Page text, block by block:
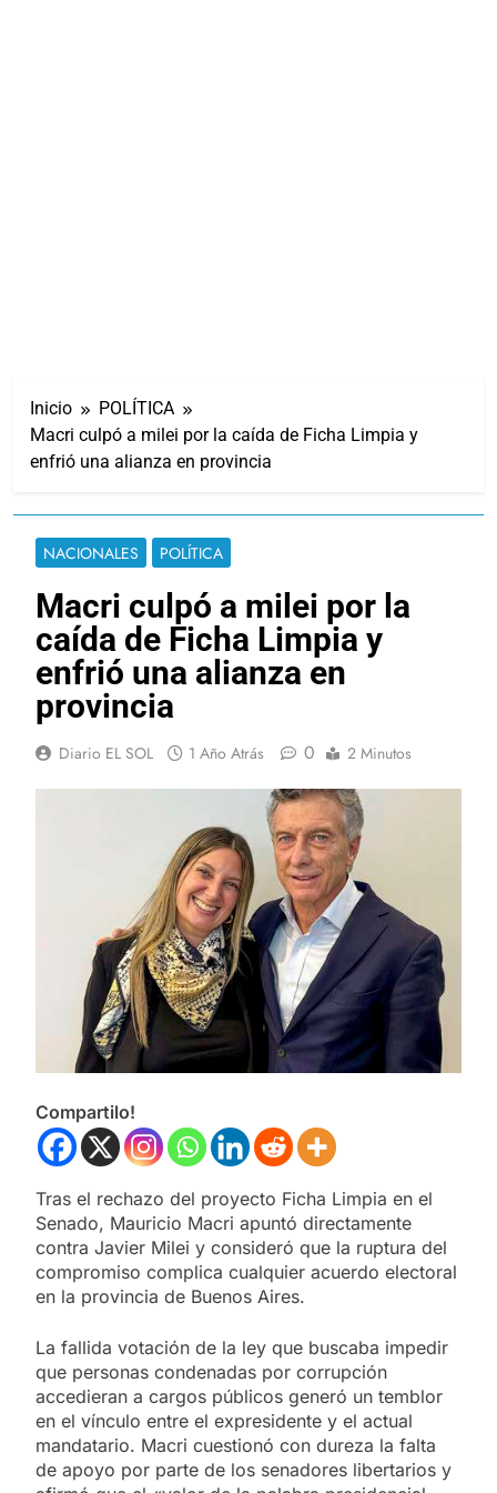
Inicio
POLÍTICA
Macri culpó a milei por la caída de Ficha Limpia y
enfrió una alianza en provincia
NACIONALES POLÍTICA
Macri culpó a milei por la
caída de Ficha Limpia y
enfrió una alianza en
provincia
Diario EL SOL 1 Año Atrás 0 2 Minutos
Compartilo!
Tras el rechazo del proyecto Ficha Limpia en el
Senado, Mauricio Macri apuntó directamente
contra Javier Milei y consideró que la ruptura del
compromiso complica cualquier acuerdo electoral
en la provincia de Buenos Aires.
La fallida votación de la ley que buscaba impedir
que personas condenadas por corrupción
accedieran a cargos públicos generó un temblor
en el vínculo entre el expresidente y el actual
mandatario. Macri cuestionó con dureza la falta
de apoyo por parte de los senadores libertarios y